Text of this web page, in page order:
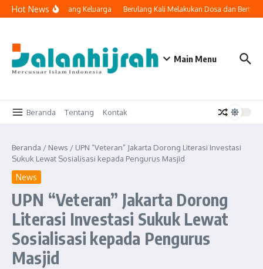
Lewati ke konten
Hot News
Masuk ke Ruang Keluarga Berulang Kali Melakukan Dosa dan
Main Menu
Beranda Tentang Kontak
Beranda / News / UPN “Veteran” Jakarta Dorong Literasi Investasi
Sukuk Lewat Sosialisasi kepada Pengurus Masjid
News
UPN “Veteran” Jakarta Dorong
Literasi Investasi Sukuk Lewat
Sosialisasi kepada Pengurus
Masjid